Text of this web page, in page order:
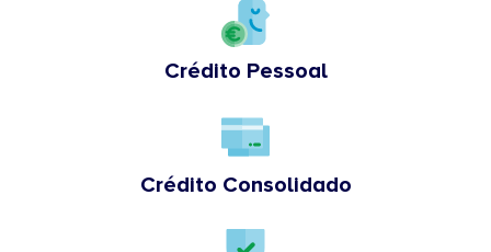
Crédito Pessoal
Crédito Consolidado